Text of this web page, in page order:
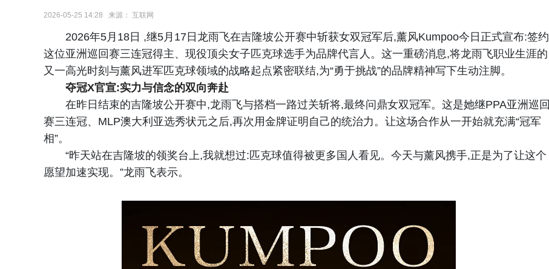
2026-05-25 14:28 来源： 互联网
2026年5月18日 ,继5月17日龙雨飞在吉隆坡公开赛中斩获女双冠军后,薰风Kumpoo今日正式宣布:签约
这位亚洲巡回赛三连冠得主、现役顶尖女子匹克球选手为品牌代言人。这一重磅消息,将龙雨飞职业生涯的
又一高光时刻与薰风进军匹克球领域的战略起点紧密联结,为“勇于挑战”的品牌精神写下生动注脚。
夺冠X官宣:实力与信念的双向奔赴
在昨日结束的吉隆坡公开赛中,龙雨飞与搭档一路过关斩将,最终问鼎女双冠军。这是她继PPA亚洲巡回
赛三连冠、MLP澳大利亚选秀状元之后,再次用金牌证明自己的统治力。让这场合作从一开始就充满“冠军
相”。
“昨天站在吉隆坡的领奖台上,我就想过:匹克球值得被更多国人看见。今天与薰风携手,正是为了让这个
愿望加速实现。”龙雨飞表示。